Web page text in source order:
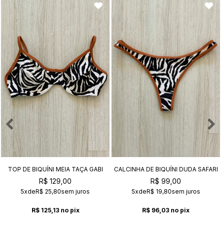
TOP DE BIQUÍNI MEIA TAÇA GABI
SAFARI
R$ 129,00
5xdeR$ 25,80sem juros
R$ 125,13 no pix
CALCINHA DE BIQUÍNI DUDA SAFARI
R$ 99,00
5xdeR$ 19,80sem juros
R$ 96,03 no pix